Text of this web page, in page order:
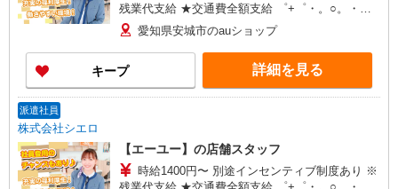
残業代支給 ★交通費全額支給 ゜+゜・。○。・゜
+゜・。○。・゜+゜ 入社祝い金10万円支給(規定
有) お友達を紹介頂くと, インセンティブ支給(規定
有) ★月2回払い・週払い可能（規程有）★ ゜・。
○。・゜+゜・。○。・゜+゜
愛知県安城市のauショップ
キープ 詳細を見る
派遣社員
株式会社シエロ
【エーユー】の店舗スタッフ
時給1400円〜 別途インセンティブ制度あり ※